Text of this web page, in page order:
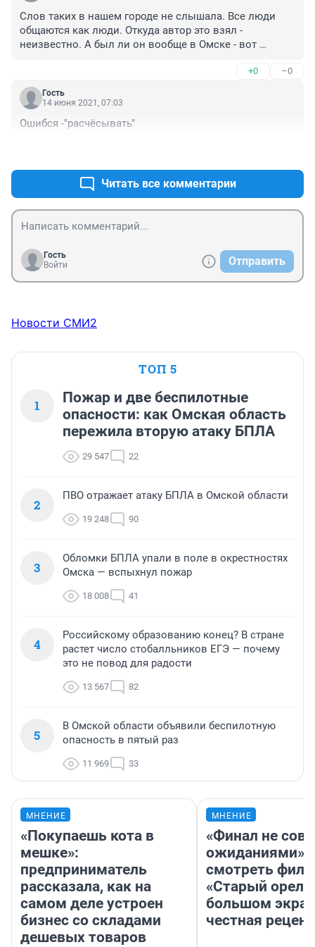
Слов таких в нашем городе не слышала. Все люди
общаются как люди. Откуда автор это взял -
неизвестно. А был ли он вообще в Омске - вот
подобного никогда не слышала, хотя общаюсь с
разными социальными слоями населения.
+0 –0
Гость
14 июня 2021, 07:03
Ошибся -"расчёсывать"
Читать все комментарии
Гость
Войти
Отправить
Новости СМИ2
ТОП 5
1
Пожар и две беспилотные
опасности: как Омская область
пережила вторую атаку БПЛА
29 547 22
2
ПВО отражает атаку БПЛА в Омской области
19 248 90
3
Обломки БПЛА упали в поле в окрестностях
Омска — вспыхнул пожар
18 008 41
4
Российскому образованию конец? В стране
растет число стобалльников ЕГЭ — почему
это не повод для радости
13 567 82
5
В Омской области объявили беспилотную
опасность в пятый раз
11 969 33
МНЕНИЕ
«Покупаешь кота в
мешке»:
предприниматель
рассказала, как на
самом деле устроен
бизнес со складами
дешевых товаров
МНЕНИЕ
«Финал не
ожиданиями»:
смотреть
«Старый орел»
большом
честная